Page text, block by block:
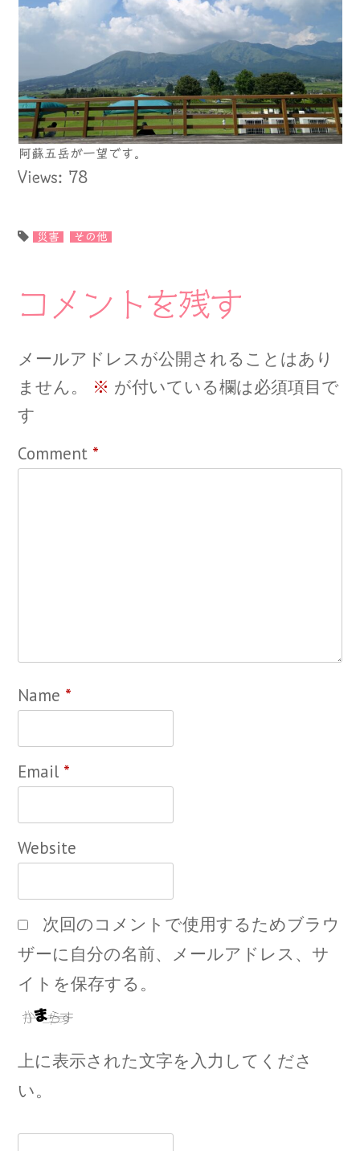
阿蘇五岳が一望です。
Views: 78
災害 その他
コメントを残す
メールアドレスが公開されることはあり
ません。
※ が付いている欄は必須項目で
す
Comment *
Name *
Email *
Website
次回のコメントで使用するためブラウ
ザーに自分の名前、メールアドレス、サ
イトを保存する。
上に表示された文字を入力してくださ
い。